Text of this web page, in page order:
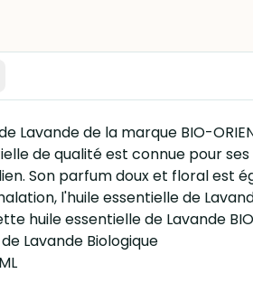
Lavande de la marque BIO-
de qualité est connue pour
Son parfum doux et floral est
l'huile essentielle de
huile essentielle de Lavande
Lavande Biologique